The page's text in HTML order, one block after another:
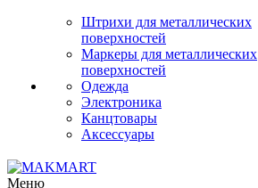
Штрихи для металлических
поверхностей
Маркеры для металлических
поверхностей
Одежда
Электроника
Канцтовары
Аксессуары
Меню